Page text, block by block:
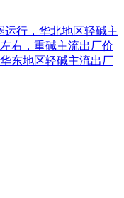
运行，华北地区轻碱主
右，重碱主流出厂价
东地区轻碱主流出厂